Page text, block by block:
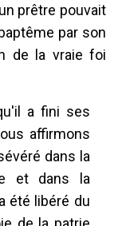
prêtre pouvait
par son
de la vraie foi
a fini ses
affirmons
dans la
et dans la
été libéré du